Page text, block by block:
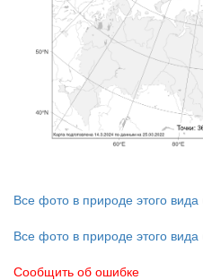
Все фото в природе этого вида
Все фото в природе этого вида
Сообщить об ошибке